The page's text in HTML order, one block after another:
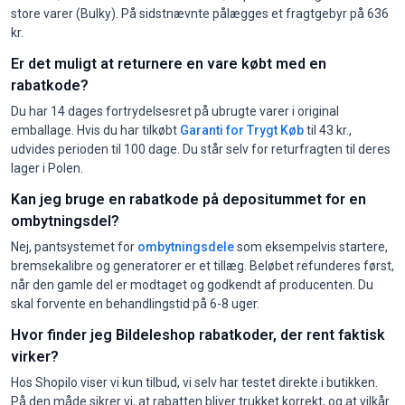
store varer (Bulky). På sidstnævnte pålægges et fragtgebyr på 636
kr.
Er det muligt at returnere en vare købt med en
rabatkode?
Du har 14 dages fortrydelsesret på ubrugte varer i original
emballage. Hvis du har tilkøbt Garanti for Trygt Købtil 43 kr.,
udvides perioden til 100 dage. Du står selv for returfragten til deres
lager i Polen.
Kan jeg bruge en rabatkode på depositummet for en
ombytningsdel?
Nej, pantsystemet for ombytningsdelesom eksempelvis startere,
bremsekalibre og generatorer er et tillæg. Beløbet refunderes først,
når den gamle del er modtaget og godkendt af producenten. Du
skal forvente en behandlingstid på 6-8 uger.
Hvor finder jeg Bildeleshop rabatkoder, der rent faktisk
virker?
Hos Shopilo viser vi kun tilbud, vi selv har testet direkte i butikken.
På den måde sikrer vi, at rabatten bliver trukket korrekt, og at vilkår